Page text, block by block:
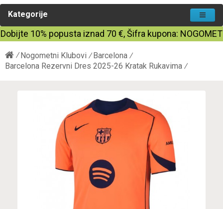
Kategorije
Dobijte 10% popusta iznad 70 €, Šifra kupona: NOGOMET
Nogometni Klubovi
Barcelona
Barcelona Rezervni Dres 2025-26 Kratak Rukavima